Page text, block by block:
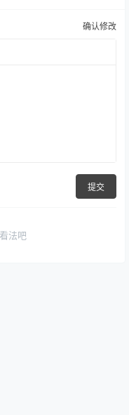
确认修改
提交
法吧